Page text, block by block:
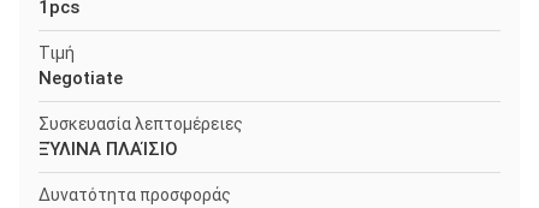
1pcs
Τιμή
Negotiate
Συσκευασία λεπτομέρειες
ΞΎΛΙΝΑ ΠΛΑΊΣΙΟ
Δυνατότητα προσφοράς